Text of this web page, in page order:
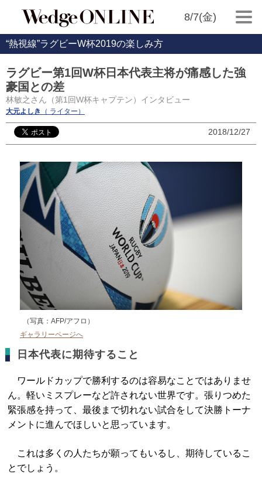
8/7(金)
“熱視線”ラグビーW杯2019の楽しみ方
ラグビー第1回W杯日本代表主将が痛感した強
豪国との差
林敏之さん（第1回W杯キャプテン）インタビュー
大元よしき （ ライター）
2018/12/27
（写真：AFP/アフロ）
ギャラリーページへ
日本代表に期待すること
ワールドカップで勝利するのは容易なことではありませ
ん。軽いミスプレーなど許されない世界です。張りつめた
緊張感を持って、最後まで切れない試合をして決勝トーナ
メントに進んでほしいと思っています。
これは多くの人たちが願ってもいるし、期待しているこ
とでしょう。